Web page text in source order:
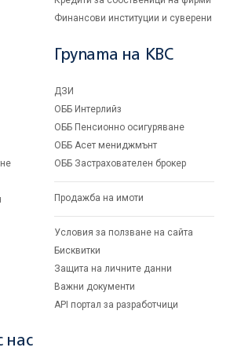
Финансови институции и суверени
Групата на KBC
ДЗИ
ОББ Интерлийз
ОББ Пенсионно осигуряване
ОББ Асет мениджмънт
ОББ Застрахователен брокер
Продажба на имоти
Условия за ползване на сайта
Бисквитки
Защита на личните данни
Важни документи
API портал за разработчици
нас